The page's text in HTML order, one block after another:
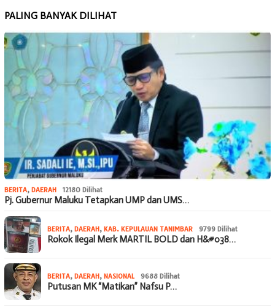
PALING BANYAK DILIHAT
BERITA, DAERAH 12180 Dilihat
Pj. Gubernur Maluku Tetapkan UMP dan UMS…
BERITA, DAERAH, KAB. KEPULAUAN TANIMBAR 9799 Dilihat
Rokok Ilegal Merk MARTIL BOLD dan H&#038…
BERITA, DAERAH, NASIONAL 9688 Dilihat
Putusan MK “Matikan” Nafsu P…